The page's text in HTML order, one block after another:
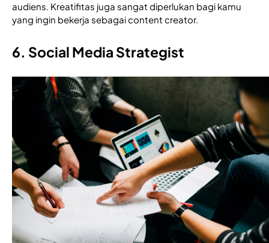
audiens. Kreatifitas juga sangat diperlukan bagi kamu
yang ingin bekerja sebagai content creator.
6. Social Media Strategist